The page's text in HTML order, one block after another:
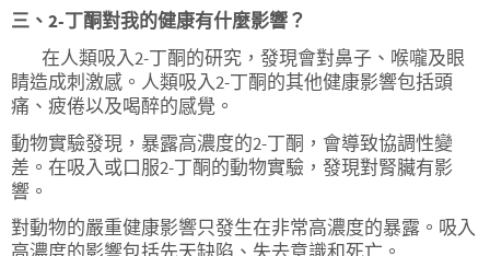
三、2-丁酮對我的健康有什麼影響？
在人類吸入2-丁酮的研究，發現會對鼻子、喉嚨及眼
睛造成刺激感。人類吸入2-丁酮的其他健康影響包括頭
痛、疲倦以及喝醉的感覺。
動物實驗發現，暴露高濃度的2-丁酮，會導致協調性變
差。在吸入或口服2-丁酮的動物實驗，發現對腎臟有影
響。
對動物的嚴重健康影響只發生在非常高濃度的暴露。吸入